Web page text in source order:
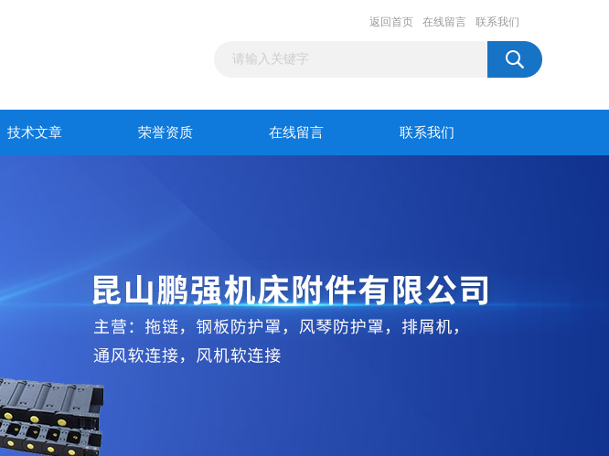
返回首页 在线留言 联系我们
技术文章 荣誉资质 在线留言 联系我们